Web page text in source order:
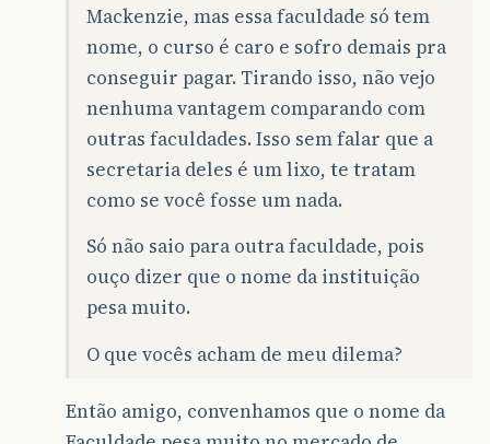
Mackenzie, mas essa faculdade só tem
nome, o curso é caro e sofro demais pra
conseguir pagar. Tirando isso, não vejo
nenhuma vantagem comparando com
outras faculdades. Isso sem falar que a
secretaria deles é um lixo, te tratam
como se você fosse um nada.
Só não saio para outra faculdade, pois
ouço dizer que o nome da instituição
pesa muito.
O que vocês acham de meu dilema?
Então amigo, convenhamos que o nome da